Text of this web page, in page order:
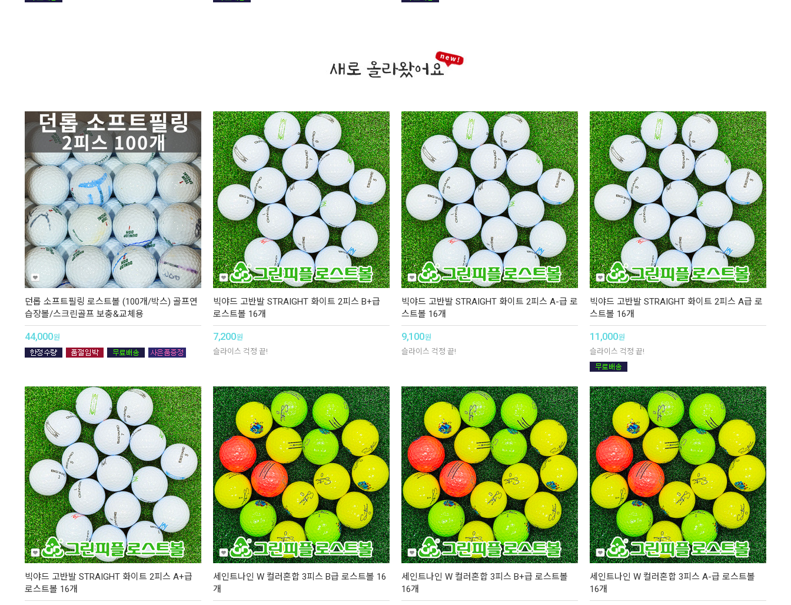
던롭 소프트필링 로스트볼 (100개/박스) 골프연
습장볼/스크린골프 보충&교체용
44,000원
빅야드 고반발 STRAIGHT 화이트 2피스 B+급
로스트볼 16개
7,200원
슬라이스 걱정 끝!
빅야드 고반발 STRAIGHT 화이트 2피스 A-급 로
스트볼 16개
9,100원
슬라이스 걱정 끝!
빅야드 고반발 STRAIGHT 화이트 2피스 A급 로
스트볼 16개
11,000원
슬라이스 걱정 끝!
빅야드 고반발 STRAIGHT 화이트 2피스 A+급
로스트볼 16개
세인트나인 W 컬러혼합 3피스 B급 로스트볼 16
개
세인트나인 W 컬러혼합 3피스 B+급 로스트볼
16개
세인트나인 W 컬러혼합 3피스 A-급 로스트볼
16개